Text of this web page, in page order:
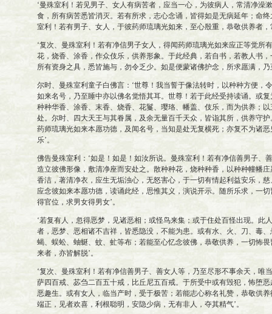
‘曼殊室利！若见男子、女人有病苦者，应当一心，为彼病人，常清净澡
食，所有病苦悉皆消灭。若有所求，志心念诵，皆得如是无病延年；命
室利！若有男子、女人，于彼药师琉璃光如来，至心殷重，恭敬供养者，
‘复次、曼殊室利！若有净信男子女人，得闻药师琉璃光如来应正等觉所
花，烧香、涂香，作众伎乐，供养形象。于此经典，若自书，若教人书
所有资身之具，悉皆施与，勿令乏少。如是便蒙诸佛护念，所求愿满，乃
尔时、曼殊室利童子白佛言：‘世尊！我当誓于像法转时，以种种方便，
如来名号，乃至睡中亦以佛名觉悟其耳。世尊！若于此经受持读诵。或
种种华香、涂香、末香、烧香、花鬘、璎珞、幡盖、伎乐，而为供养；
处。尔时、四大天王与其眷属，及余无量百千天众，皆诣其所，供养守
药师琉璃光如来本愿功德，及闻名号，当知是处无复横死；亦复不为诸
乐’。
佛告曼殊室利：‘如是！如是！如汝所说。曼殊室利！若有净信善男子、
造立彼佛形像，敷清净座而安处之。散种种花，烧种种香，以种种幢幡
香洁，著清净衣，应生无垢浊心，无怒害心，于一切有情起利益安乐，
应念彼如来本愿功德，读诵此经，思惟其义，演说开示。随所乐求，一
得官位，求男女得男女’。
‘若复有人，忽得恶梦，见诸恶相；或怪鸟来集；或于住处百怪出现。此
者，恶梦、恶相诸不吉祥，皆悉隐没，不能为患。或有水、火、刀、毒
蝎、蜈蚣、蚰蜒、蚊、虻等布；若能至心忆念彼佛，恭敬供养，一切怖
来者，亦皆解脱’。
‘复次、曼殊室利！若有净信善男子、善女人等，乃至尽形不事余天，唯
萨四百戒、苾刍二百五十戒，比丘尼五百戒。于所受中或有毁犯，怖堕
恶趣生。或有女人，临当产时，受于极苦；若能志心称名礼赞，恭敬供
端正，见者欢喜，利根聪明，安隐少病，无有非人，夺其精气’。